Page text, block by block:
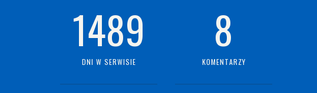
1489
DNI W SERWISIE
8
KOMENTARZY